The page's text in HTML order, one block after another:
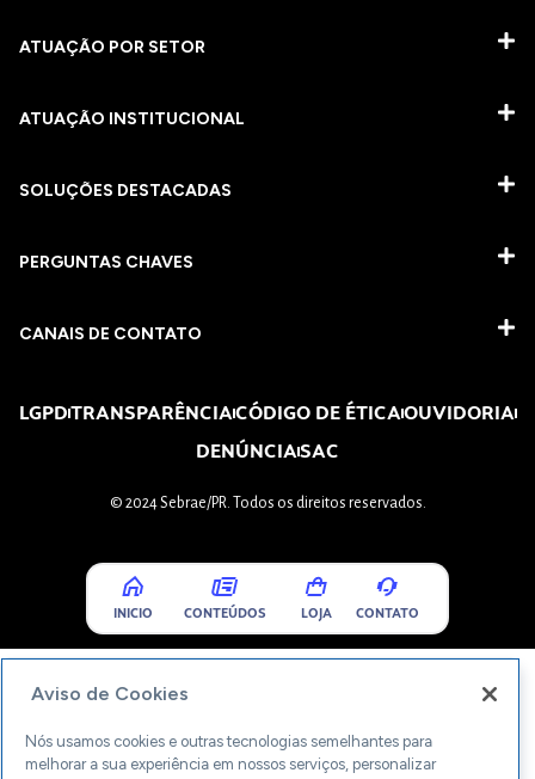
ATUAÇÃO POR SETOR
ATUAÇÃO INSTITUCIONAL
SOLUÇÕES DESTACADAS
PERGUNTAS CHAVES​
CANAIS DE CONTATO
LGPDTRANSPARÊNCIACÓDIGO DE ÉTICAOUVIDORIA
DENÚNCIASAC
© 2024 Sebrae/PR. Todos os direitos reservados.
INICIO CONTEÚDOS LOJA CONTATO
Aviso de Cookies
Nós usamos cookies e outras tecnologias semelhantes para
melhorar a sua experiência em nossos serviços, personalizar